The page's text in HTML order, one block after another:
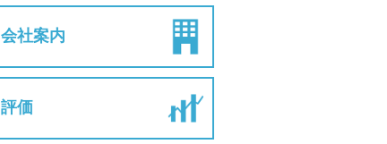
会社案内
評価